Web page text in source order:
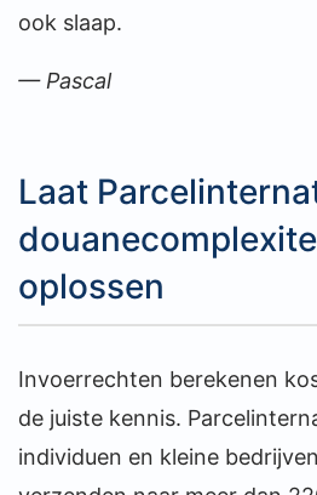
ook slaap.
— Pascal
Laat
oplossen
Invoerrechten berekenen
de juiste kennis.
individuen en kleine